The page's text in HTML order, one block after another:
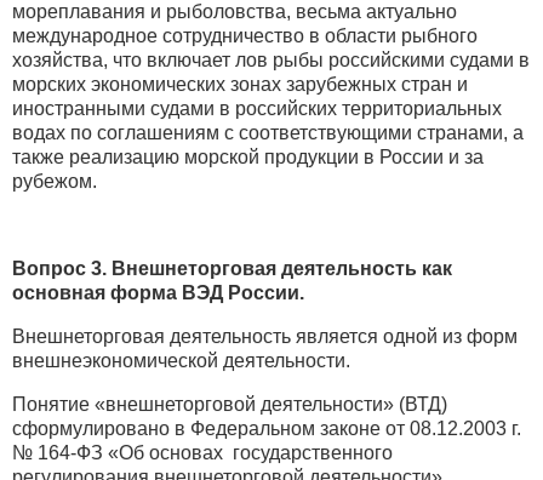
мореплавания и рыболовства, весьма актуально
международное сотрудничество в области рыбного
хозяйства, что включает лов рыбы российскими судами в
морских экономических зонах зарубежных стран и
иностранными судами в российских территориальных
водах по соглашениям с соответствующими странами, а
также реализацию морской продукции в России и за
рубежом.
Вопрос 3. Внешнеторговая деятельность как
основная форма ВЭД России.
Внешнеторговая деятельность является одной из форм
внешнеэкономической деятельности.
Понятие «внешнеторговой деятельности» (ВТД)
сформулировано в Федеральном законе от 08.12.2003 г.
№ 164-ФЗ «Об основах государственного